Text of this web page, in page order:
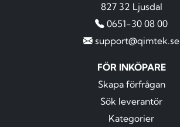
827 32 Ljusdal
0651-30 08 00
support@qimtek.se
FÖR INKÖPARE
Skapa förfrågan
Sök leverantör
Kategorier